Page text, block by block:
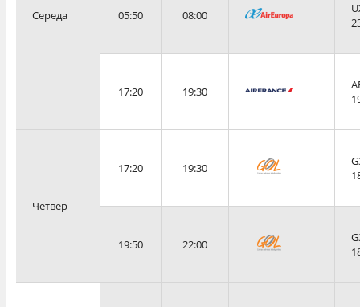
Середа 05:50 08:00
17:20 19:30
Четвер
17:20 19:30
19:50 22:00